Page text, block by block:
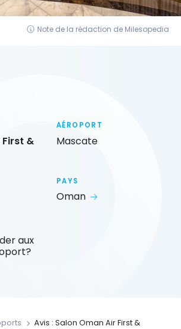
Note de la rédaction de Milesopedia
First &
AÉROPORT
Mascate
PAYS
Oman
aux
Avis : Salon Oman Air First &